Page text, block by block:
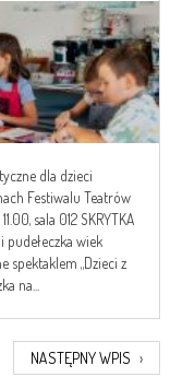
dla dzieci
Festiwalu Teatrów
sala 012 SKRYTKA
pudełeczka wiek
spektaklem „Dzieci z
na...
NASTĘPNY WPIS ›